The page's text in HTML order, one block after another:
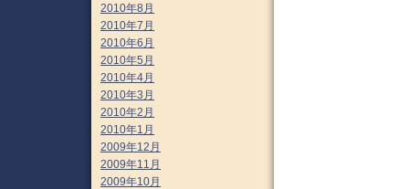
2010年8月
2010年7月
2010年6月
2010年5月
2010年4月
2010年3月
2010年2月
2010年1月
2009年12月
2009年11月
2009年10月